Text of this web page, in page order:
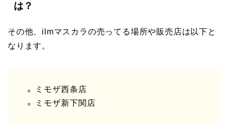
は？
その他、ilmマスカラの売ってる場所や販売店は以下と
なります。
ミモザ西条店
ミモザ新下関店